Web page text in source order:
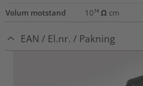
Volum motstand
10¹⁴ Ω cm
EAN / El.nr. / Pakning